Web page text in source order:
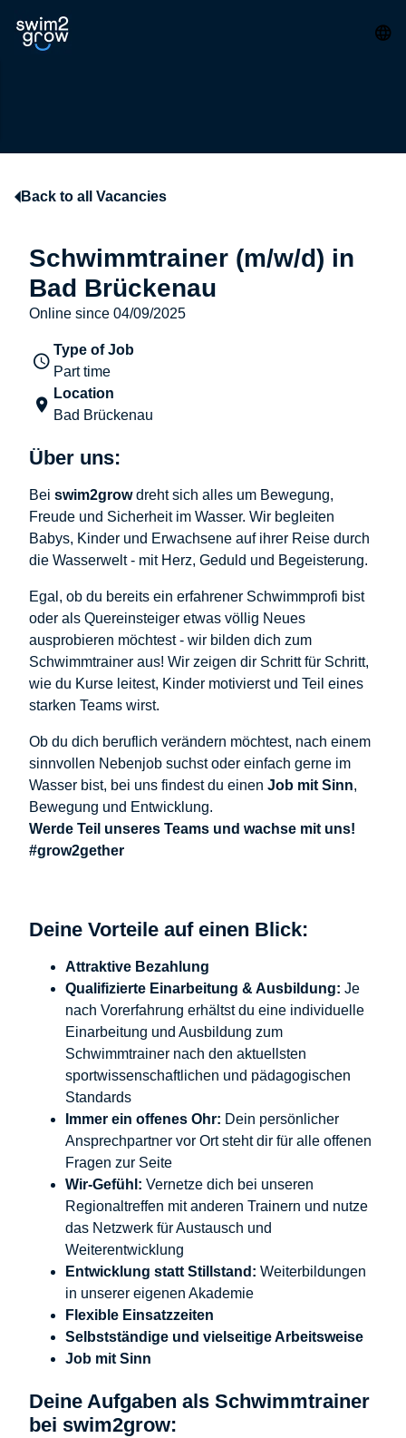
Back to all Vacancies
Schwimmtrainer (m/w/d) in
Bad Brückenau
Online since 04/09/2025
Type of Job
Part time
Location
Bad Brückenau
Über uns:
Bei swim2growdreht sich alles um Bewegung,
Freude und Sicherheit im Wasser. Wir begleiten
Babys, Kinder und Erwachsene auf ihrer Reise durch
die Wasserwelt - mit Herz, Geduld und Begeisterung.
Egal, ob du bereits ein erfahrener Schwimmprofi bist
oder als Quereinsteiger etwas völlig Neues
ausprobieren möchtest - wir bilden dich zum
Schwimmtrainer aus! Wir zeigen dir Schritt für Schritt,
wie du Kurse leitest, Kinder motivierst und Teil eines
starken Teams wirst.
Ob du dich beruflich verändern möchtest, nach einem
sinnvollen Nebenjob suchst oder einfach gerne im
Wasser bist, bei uns findest du einen Job mit Sinn,
Bewegung und Entwicklung.
Werde Teil unseres Teams und wachse mit uns!
#grow2gether
Deine Vorteile auf einen Blick:
Attraktive Bezahlung
Qualifizierte Einarbeitung & Ausbildung: Je
nach Vorerfahrung erhältst du eine individuelle
Einarbeitung und Ausbildung zum
Schwimmtrainer nach den aktuellsten
sportwissenschaftlichen und pädagogischen
Standards
Immer ein offenes Ohr: Dein persönlicher
Ansprechpartner vor Ort steht dir für alle offenen
Fragen zur Seite
Wir-Gefühl: Vernetze dich bei unseren
Regionaltreffen mit anderen Trainern und nutze
das Netzwerk für Austausch und
Weiterentwicklung
Entwicklung statt Stillstand: Weiterbildungen
in unserer eigenen Akademie
Flexible Einsatzzeiten
Selbstständige und vielseitige Arbeitsweise
Job mit Sinn
Deine Aufgaben als Schwimmtrainer
bei swim2grow: